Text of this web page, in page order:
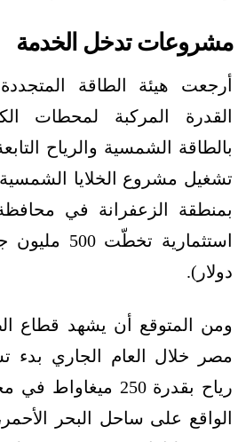
مشروعات تدخل الخدمة
أرجعت هيئة الطاقة
القدرة المركبة لمحطات
بالطاقة الشمسية والرياح
بمنطقة الزعفرانة في
دولار).
ومن المتوقع أن يشهد قطاع
مصر خلال العام الجاري
رياح بقدرة 250
الواقع على ساحل البحر الأحمر،